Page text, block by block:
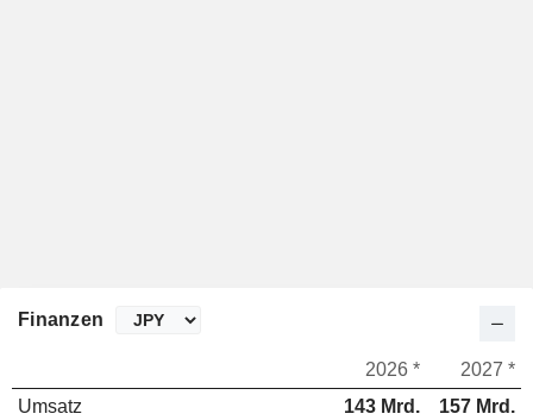
Finanzen
2026 *
2027 *
Umsatz
143 Mrd.
157 Mrd.